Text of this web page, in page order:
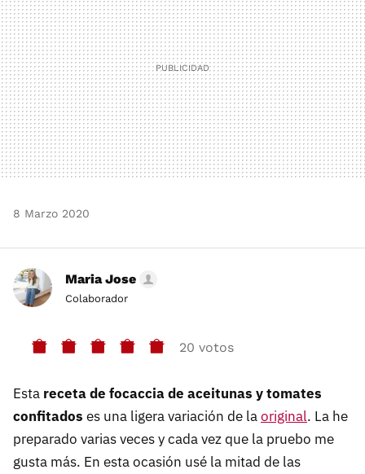
8 Marzo 2020
Maria Jose
Colaborador
20 votos
Esta receta de focaccia de aceitunas y tomates
confitados es una ligera variación de laoriginal. La he
preparado varias veces y cada vez que la pruebo me
gusta más. En esta ocasión usé la mitad de las